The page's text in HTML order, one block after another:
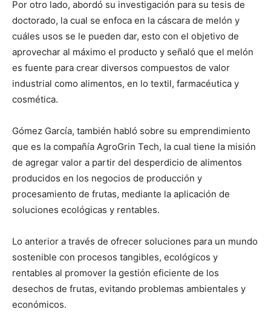
Por otro lado, abordó su investigación para su tesis de
doctorado, la cual se enfoca en la cáscara de melón y
cuáles usos se le pueden dar, esto con el objetivo de
aprovechar al máximo el producto y señaló que el melón
es fuente para crear diversos compuestos de valor
industrial como alimentos, en lo textil, farmacéutica y
cosmética.
Gómez García, también habló sobre su emprendimiento
que es la compañía AgroGrin Tech, la cual tiene la misión
de agregar valor a partir del desperdicio de alimentos
producidos en los negocios de producción y
procesamiento de frutas, mediante la aplicación de
soluciones ecológicas y rentables.
Lo anterior a través de ofrecer soluciones para un mundo
sostenible con procesos tangibles, ecológicos y
rentables al promover la gestión eficiente de los
desechos de frutas, evitando problemas ambientales y
económicos.